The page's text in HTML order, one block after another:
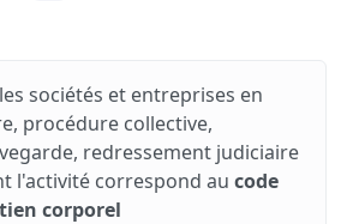
sociétés et entreprises en
procédure collective,
redressement judiciaire
l'activité correspond au code
corporel